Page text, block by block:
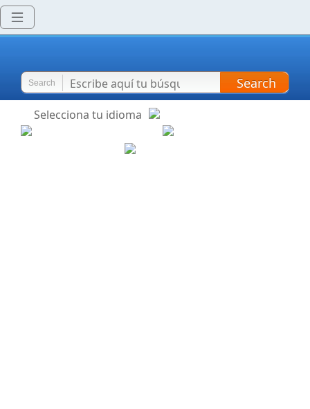
Search Search
Selecciona tu idioma